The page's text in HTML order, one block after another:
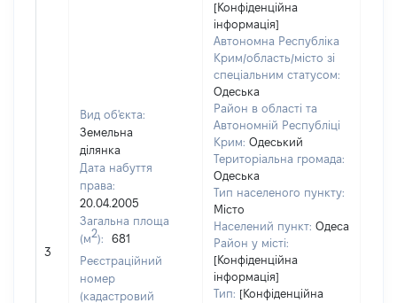
3
Вид об'єкта:
Земельна
ділянка
Дата набуття
права:
20.04.2005
Загальна площа
(м2):
681
Реєстраційний
номер
(кадастровий
[Конфіденційна
інформація]
Автономна Республіка
Крим/область/місто зі
спеціальним статусом:
Одеська
Район в області та
Автономній Республіці
Крим: Одеський
Територіальна громада:
Одеська
Тип населеного пункту:
Місто
Населений пункт: Одеса
Район у місті:
[Конфіденційна
інформація]
Тип: [Конфіденційна